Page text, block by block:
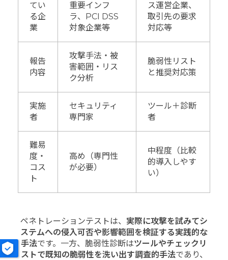
てい
る企
業
重要インフ
ラ、PCI DSS
対象企業等
ス運営企業、
取引先の要求
対応等
報告
内容
攻撃手法・被
害範囲・リス
ク分析
脆弱性リスト
と推奨対応策
実施
者
セキュリティ
専門家
ツール＋診断
者
難易
度・
コス
ト
高め（専門性
が必要）
中程度（比較
的導入しやす
い）
ペネトレーションテストは、 実際に攻撃を試みてシ
ステムへの侵入可否や影響範囲を検証する実践的な
手法です。一方、脆弱性診断はツールやチェックリ
ストで既知の脆弱性を洗い出す調査的手法であり、